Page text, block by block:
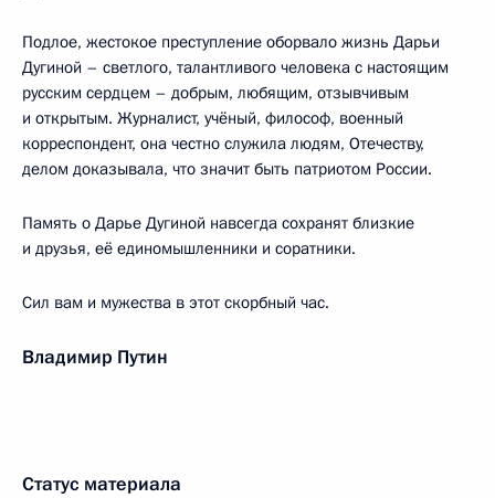
Подлое, жестокое преступление оборвало жизнь Дарьи
Дугиной – светлого, талантливого человека с настоящим
русским сердцем – добрым, любящим, отзывчивым
и открытым. Журналист, учёный, философ, военный
корреспондент, она честно служила людям, Отечеству,
делом доказывала, что значит быть патриотом России.
Память о Дарье Дугиной навсегда сохранят близкие
и друзья, её единомышленники и соратники.
Сил вам и мужества в этот скорбный час.
Владимир Путин
Статус материала